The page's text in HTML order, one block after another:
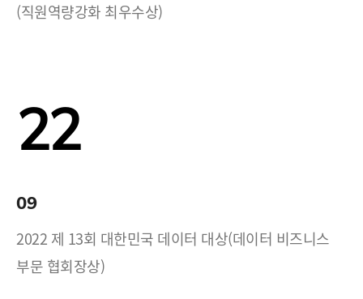
(직원역량강화 최우수상)
22
09
2022 제 13회 대한민국 데이터 대상(데이터 비즈니스
부문 협회장상)